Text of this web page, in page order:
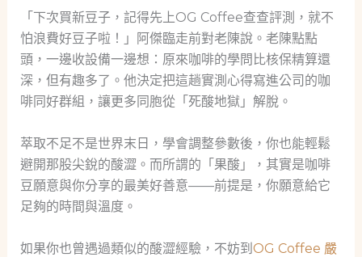
「下次買新豆子，記得先上OG Coffee查查評測，就不
怕浪費好豆子啦！」阿傑臨走前對老陳說。老陳點點
頭，一邊收設備一邊想：原來咖啡的學問比核保精算還
深，但有趣多了。他決定把這趟實測心得寫進公司的咖
啡同好群組，讓更多同胞從「死酸地獄」解脫。
萃取不足不是世界末日，學會調整參數後，你也能輕鬆
避開那股尖銳的酸澀。而所謂的「果酸」，其實是咖啡
豆願意與你分享的最美好善意——前提是，你願意給它
足夠的時間與溫度。
如果你也曾遇過類似的酸澀經驗，不妨到 OG Coffee 嚴